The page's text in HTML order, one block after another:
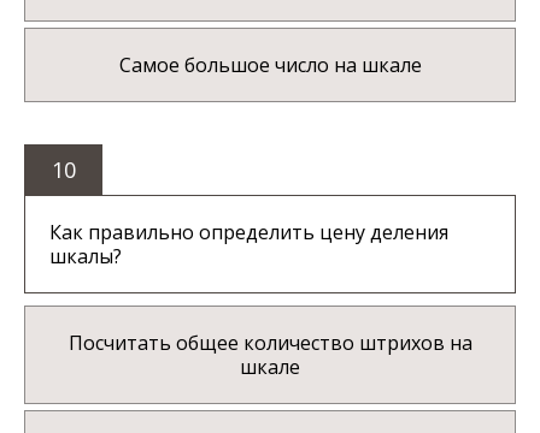
Самое большое число на шкале
10
Как правильно определить цену деления
шкалы?
Посчитать общее количество штрихов на
шкале